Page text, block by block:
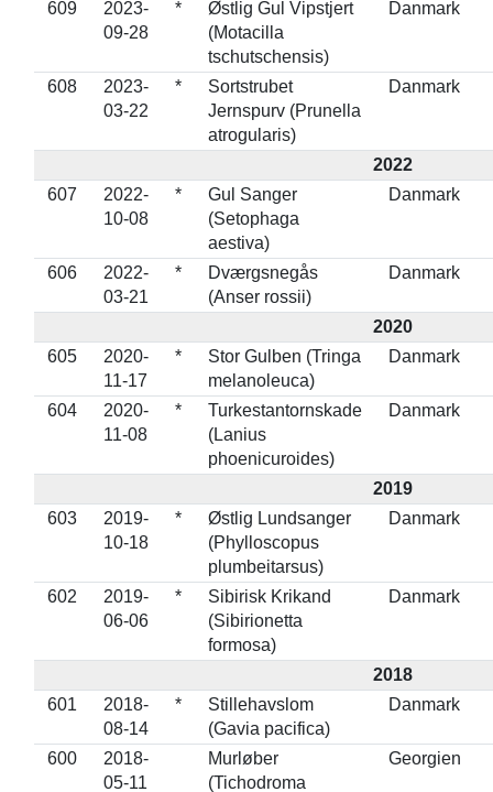
609
2023-
09-28
*
Østlig Gul Vipstjert
(Motacilla
tschutschensis)
Danmark
608
2023-
03-22
*
Sortstrubet
Jernspurv (Prunella
atrogularis)
Danmark
2022
607
2022-
10-08
*
Gul Sanger
(Setophaga
aestiva)
Danmark
606
2022-
03-21
*
Dværgsnegås
(Anser rossii)
Danmark
2020
605
2020-
11-17
*
Stor Gulben (Tringa
melanoleuca)
Danmark
604
2020-
11-08
*
Turkestantornskade
(Lanius
phoenicuroides)
Danmark
2019
603
2019-
10-18
*
Østlig Lundsanger
(Phylloscopus
plumbeitarsus)
Danmark
602
2019-
06-06
*
Sibirisk Krikand
(Sibirionetta
formosa)
Danmark
2018
601
2018-
08-14
*
Stillehavslom
(Gavia pacifica)
Danmark
600
2018-
05-11
Murløber
(Tichodroma
Georgien